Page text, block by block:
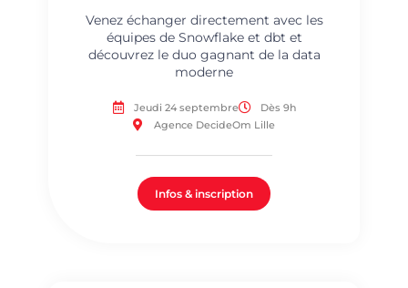
Venez échanger directement avec les
équipes de Snowflake et dbt et
découvrez le duo gagnant de la data
moderne
Jeudi 24 septembre
Dès 9h
Agence DecideOm Lille
Infos & inscription